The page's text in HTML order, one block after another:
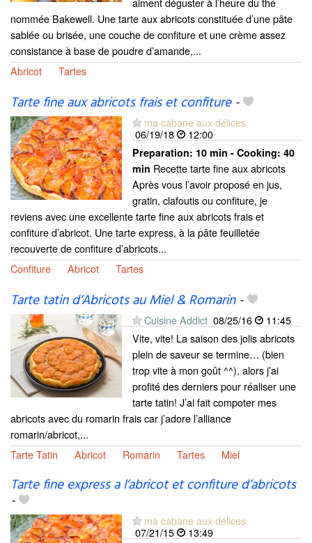
nommée Bakewell. Une tarte aux abricots constituée d’une pâte
sablée ou brisée, une couche de confiture et une crème assez
consistance à base de poudre d’amande,...
Abricot
Tartes
Tarte fine aux abricots frais et confiture-
ma cabane aux délices
06/19/18
12:00
Preparation: 10 min - Cooking: 40
min Recette tarte fine aux abricots
Après vous l’avoir proposé en jus,
gratin, clafoutis ou confiture, je
reviens avec une excellente tarte fine aux abricots frais et
confiture d’abricot. Une tarte express, à la pâte feuilletée
recouverte de confiture d’abricots...
Confiture
Abricot Tartes
Tarte tatin d’Abricots au Miel & Romarin-
Cuisine Addict 08/25/16
11:45
Vite, vite! La saison des jolis abricots
plein de saveur se termine… (bien
trop vite à mon goût ^^), alors j’ai
profité des derniers pour réaliser une
tarte tatin! J’ai fait compoter mes
abricots avec du romarin frais car j’adore l’alliance
romarin/abricot,...
Tarte Tatin
Abricot Romarin Tartes Miel
Tarte fine express a l’abricot et confiture d’abricots
-
ma cabane aux délices
07/21/15
13:49